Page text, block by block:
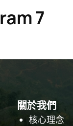
7
關於我們
核心理念